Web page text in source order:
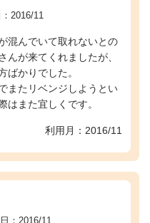
2016/11
混んでいて取れないとの
んが来てくれましたが、
ばかりでした。
またリベンジしようとい
はまた宜しくです。
利用月：2016/11
：2016/11